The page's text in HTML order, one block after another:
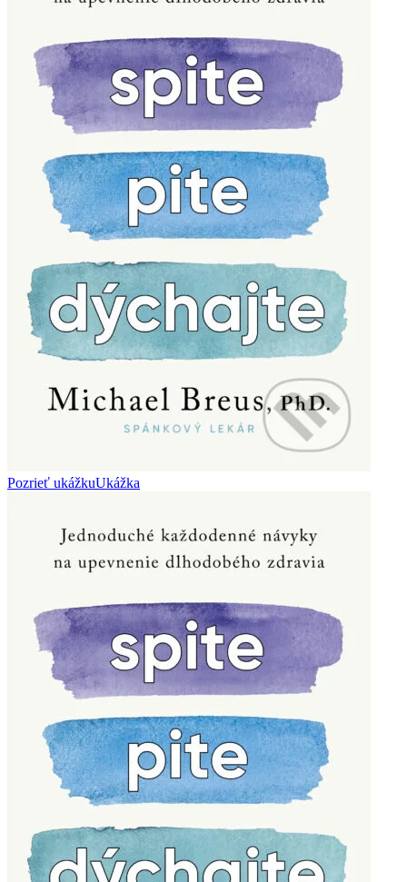
Pozrieť ukážkuUkážka